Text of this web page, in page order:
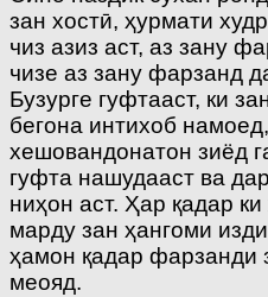
зан хостӣ, ҳурмати
чиз азиз аст, аз зану
чизе аз зану фарзанд
Бузурге гуфтааст, ки
бегона интихоб
хешовандонатон зиёд
гуфта нашудааст ва
ниҳон аст. Ҳар қадар
марду зан ҳангоми
ҳамон қадар фарзанди
меояд.